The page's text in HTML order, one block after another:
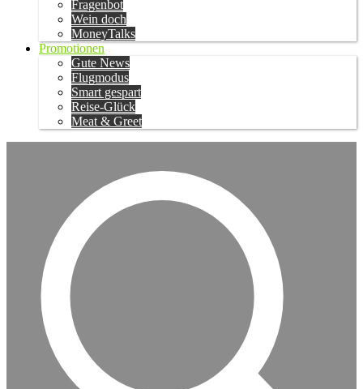
Fragenbot
Wein doch
MoneyTalks
Promotionen
Gute News
Flugmodus
Smart gespart
Reise-Glück
Meat & Greet